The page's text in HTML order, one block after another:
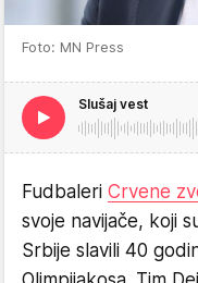
Foto: MN Press
Slušaj vest
Fudbaleri Crvene
svoje navijače, koji
Srbije slavili 40